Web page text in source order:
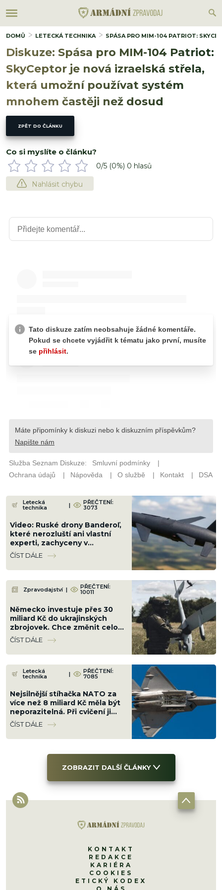
DOMŮ LETECKÁ TECHNIKA SPÁSA PRO MIM-104 PATRIOT:
Diskuze: Spása pro MIM-104 Patriot:
SkyCeptor je nová izraelská střela,
která umožní používat systém
mnohem častěji než dosud
ZPĚT DO ČLÁNKU
Co si myslíte o článku?
0/5 (0%) 0 hlasů
Nahlásit chybu
Letecká
technika | PŘEČTENÍ:
3073
Video: Ruské drony Banderoľ,
které nerozluští ani vlastní
experti, zachyceny v
Chersonu. Ukrajinci se proti ni
neumí bránit
ČÍST DÁLE
Zpravodajství | PŘEČTENÍ:
10011
Německo investuje přes 30
miliard Kč do ukrajinských
zbrojovek. Chce změnit celou
válku a srazit Rusko na kolena
ČÍST DÁLE
Letecká
technika | PŘEČTENÍ:
7085
Nejsilnější stíhačka NATO za
více než 8 miliard Kč měla být
neporazitelná. Při cvičení ji
sestřelil obyčejný malý letoun
ČÍST DÁLE
ZOBRAZIT DALŠÍ ČLÁNKY
KONTAKT
REDAKCE
KARIÉRA
COOKIES
ETICKÝ KODEX